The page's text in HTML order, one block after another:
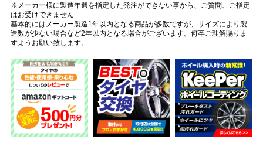
※メーカー様に製造年週を指定した発注ができない事から、ご質問、ご指定
はお受けできません
基本的にはメーカー製造1年以内となる商品が多数ですが、サイズにより製
造数が少ない場合など2年以内となる場合がございます。何卒ご理解賜りま
すようお願い致します。